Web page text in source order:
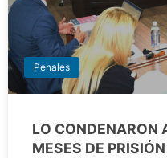
Penales
LO CONDENARON
MESES DE